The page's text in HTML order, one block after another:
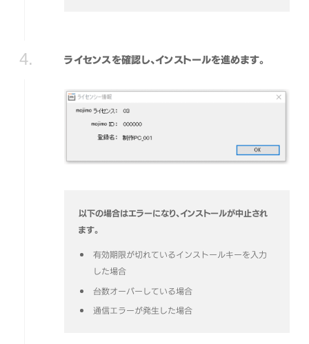
ライセンスを確認し、インストールを進めます。
以下の場合はエラーになり、インストールが中止され
ます。
有効期限が切れているインストールキーを入力
した場合
台数オーバーしている場合
通信エラーが発生した場合